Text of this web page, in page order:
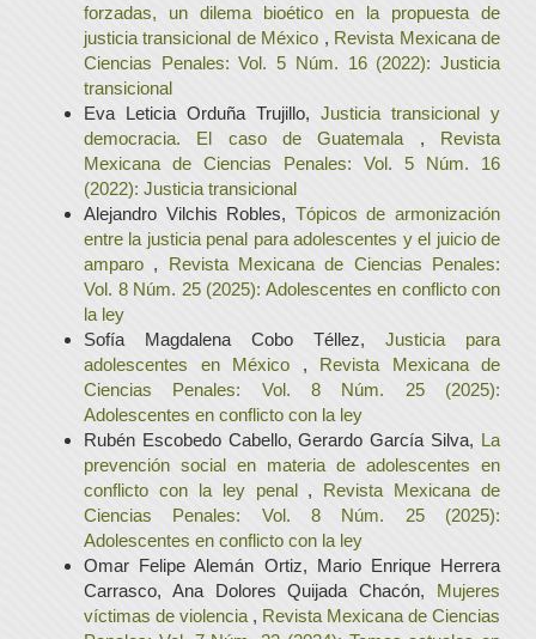
forzadas, un dilema bioético en la propuesta de
justicia transicional de México , Revista Mexicana de
Ciencias Penales: Vol. 5 Núm. 16 (2022): Justicia
transicional
Eva Leticia Orduña Trujillo, Justicia transicional y
democracia. El caso de Guatemala , Revista
Mexicana de Ciencias Penales: Vol. 5 Núm. 16
(2022): Justicia transicional
Alejandro Vilchis Robles, Tópicos de armonización
entre la justicia penal para adolescentes y el juicio de
amparo , Revista Mexicana de Ciencias Penales:
Vol. 8 Núm. 25 (2025): Adolescentes en conflicto con
la ley
Sofía Magdalena Cobo Téllez, Justicia para
adolescentes en México , Revista Mexicana de
Ciencias Penales: Vol. 8 Núm. 25 (2025):
Adolescentes en conflicto con la ley
Rubén Escobedo Cabello, Gerardo García Silva, La
prevención social en materia de adolescentes en
conflicto con la ley penal , Revista Mexicana de
Ciencias Penales: Vol. 8 Núm. 25 (2025):
Adolescentes en conflicto con la ley
Omar Felipe Alemán Ortiz, Mario Enrique Herrera
Carrasco, Ana Dolores Quijada Chacón, Mujeres
víctimas de violencia , Revista Mexicana de Ciencias